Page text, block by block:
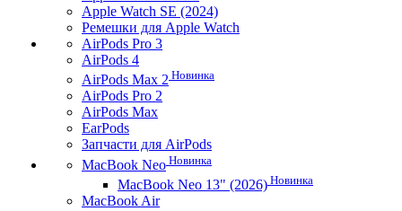
Apple Watch SE (2024)
Ремешки для Apple Watch
AirPods Pro 3
AirPods 4
AirPods Max 2 Новинка
AirPods Pro 2
AirPods Max
EarPods
Запчасти для AirPods
MacBook Neo Новинка
MacBook Neo 13" (2026) Новинка
MacBook Air